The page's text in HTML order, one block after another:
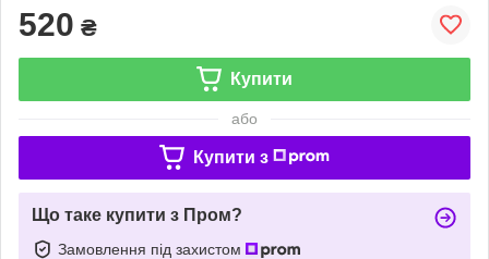
520 ₴
Купити
або
Купити з
Що таке купити з Пром?
Замовлення під захистом